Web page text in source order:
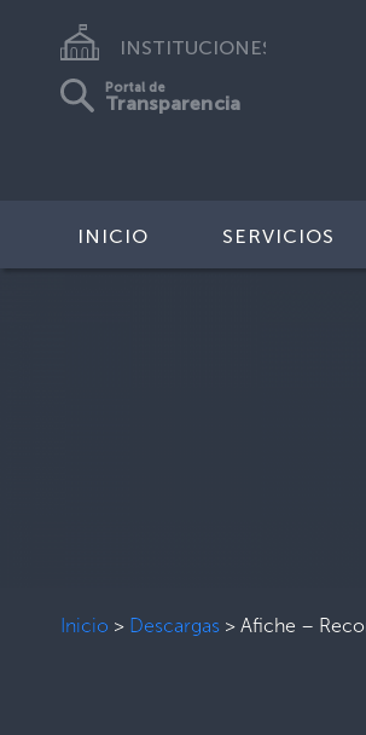
INSTITUCIONES
Portal de
Transparencia
INICIO SERVICIOS
Inicio > Descargas > Afiche –